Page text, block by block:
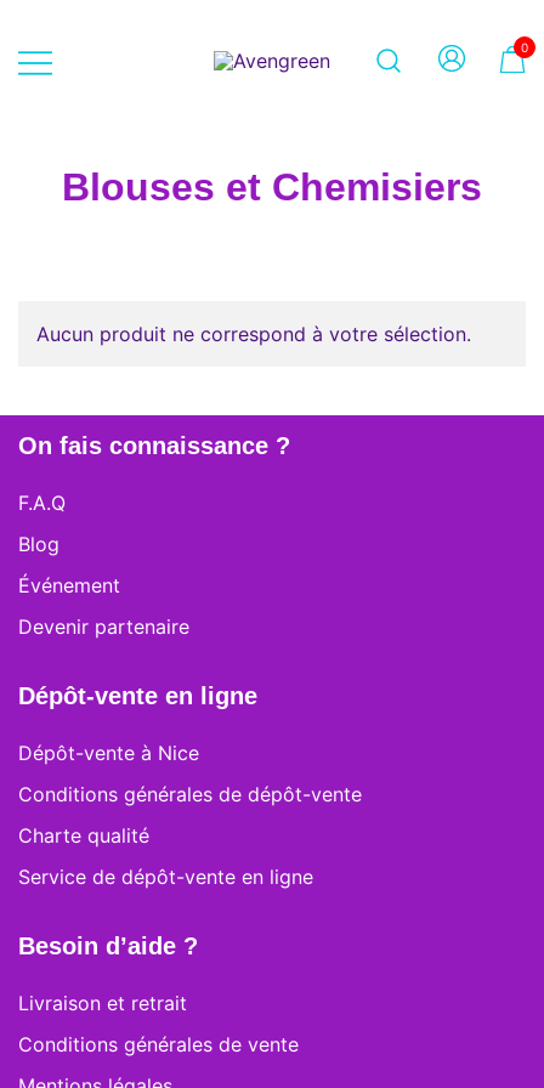
content
0
Blouses et Chemisiers
Aucun produit ne correspond à votre sélection.
On fais connaissance ?
F.A.Q
Blog
Événement
Devenir partenaire
Dépôt-vente en ligne
Dépôt-vente à Nice
Conditions générales de dépôt-vente
Charte qualité
Service de dépôt-vente en ligne
Besoin d’aide ?
Livraison et retrait
Conditions générales de vente